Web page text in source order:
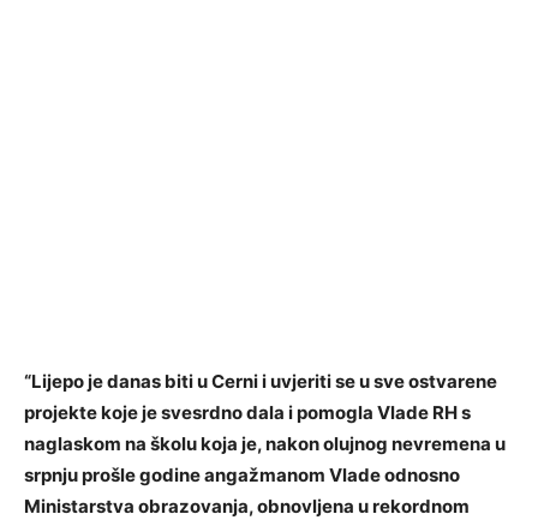
“Lijepo je danas biti u Cerni i uvjeriti se u sve ostvarene
projekte koje je svesrdno dala i pomogla Vlade RH s
naglaskom na školu koja je, nakon olujnog nevremena u
srpnju prošle godine angažmanom Vlade odnosno
Ministarstva obrazovanja, obnovljena u rekordnom